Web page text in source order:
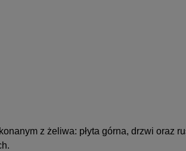
z żeliwa: płyta górna, drzwi oraz